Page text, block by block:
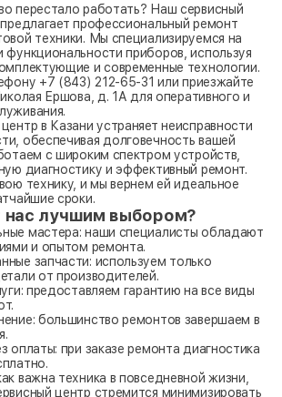
перестало работать? Наш сервисный
профессиональный ремонт
техники. Мы специализируемся на
функциональности приборов, используя
и современные технологии.
+7 (843) 212-65-31 или приезжайте
Ершова, д. 1А для оперативного и
в Казани устраняет неисправности
обеспечивая долговечность вашей
с широким спектром устройств,
диагностику и эффективный ремонт.
технику, и мы вернем ей идеальное
сроки.
нас лучшим выбором?
мастера: наши специалисты обладают
и опытом ремонта.
запчасти: используем только
от производителей.
предоставляем гарантию на все виды
большинство ремонтов завершаем в
оплаты: при заказе ремонта диагностика
важна техника в повседневной жизни,
центр стремится минимизировать